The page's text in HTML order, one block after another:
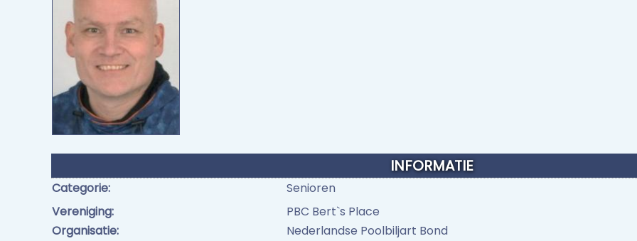
INFORMATIE
Categorie:
Senioren
Vereniging:
PBC Bert`s Place
Organisatie:
Nederlandse Poolbiljart Bond